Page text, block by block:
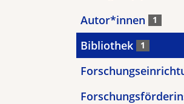
Autor*innen 1
Bibliothek 1